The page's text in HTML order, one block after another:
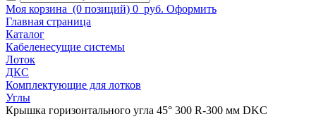
Моя корзина (0 позиций) 0 руб. Оформить
Главная страница
Каталог
Кабеленесущие системы
Лоток
ДКС
Комплектующие для лотков
Углы
Крышка горизонтального угла 45° 300 R-300 мм DKC